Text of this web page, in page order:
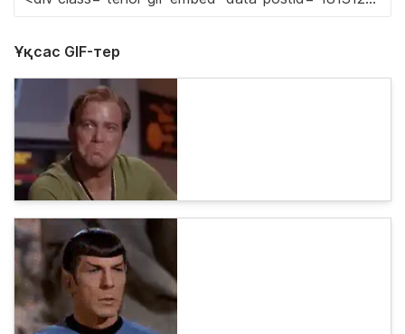
Ұқсас GIF-тер